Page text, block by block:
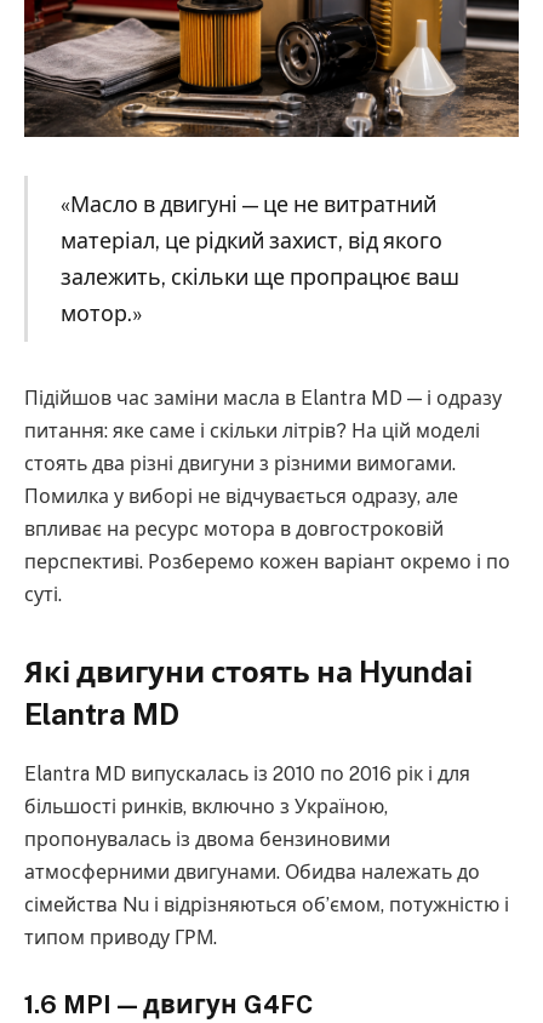
«Масло в двигуні — це не витратний
матеріал, це рідкий захист, від якого
залежить, скільки ще пропрацює ваш
мотор.»
Підійшов час заміни масла в Elantra MD — і одразу
питання: яке саме і скільки літрів? На цій моделі
стоять два різні двигуни з різними вимогами.
Помилка у виборі не відчувається одразу, але
впливає на ресурс мотора в довгостроковій
перспективі. Розберемо кожен варіант окремо і по
суті.
Які двигуни стоять на Hyundai
Elantra MD
Elantra MD випускалась із 2010 по 2016 рік і для
більшості ринків, включно з Україною,
пропонувалась із двома бензиновими
атмосферними двигунами. Обидва належать до
сімейства Nu і відрізняються об’ємом, потужністю і
типом приводу ГРМ.
1.6 MPI — двигун G4FC